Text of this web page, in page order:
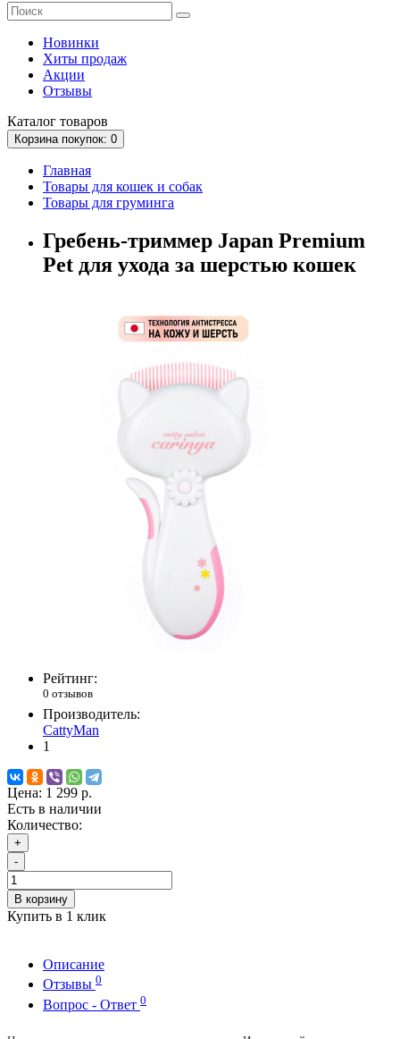
Новинки
Хиты продаж
Акции
Отзывы
Каталог товаров
Корзинапокупок: 0
Главная
Товары для кошек и собак
Товары для груминга
Гребень-триммер Japan Premium
Pet для ухода за шерстью кошек
Рейтинг:
0 отзывов
Производитель:
CattyMan
1
Цена: 1 299 р.
Есть в наличии
Количество:
+
-
В корзину
Купить в 1 клик
Описание
Отзывы 0
Вопрос - Ответ 0